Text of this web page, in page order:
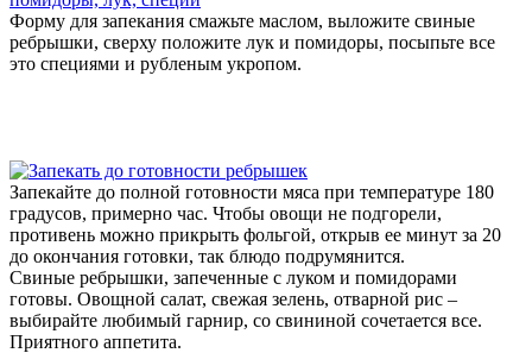
Форму для запекания смажьте маслом, выложите свиные
ребрышки, сверху положите лук и помидоры, посыпьте все
это специями и рубленым укропом.
Запекайте до полной готовности мяса при температуре 180
градусов, примерно час. Чтобы овощи не подгорели,
противень можно прикрыть фольгой, открыв ее минут за 20
до окончания готовки, так блюдо подрумянится.
Свиные ребрышки, запеченные с луком и помидорами
готовы. Овощной салат, свежая зелень, отварной рис –
выбирайте любимый гарнир, со свининой сочетается все.
Приятного аппетита.